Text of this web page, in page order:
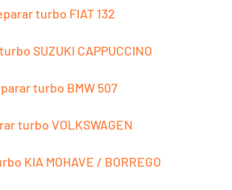
turbo FIAT 132
SUZUKI CAPPUCCINO
turbo BMW 507
turbo VOLKSWAGEN
KIA MOHAVE / BORREGO